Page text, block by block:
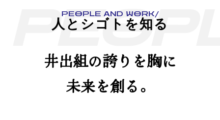
PEOP
PEOPLE AND WORK/
人とシゴトを知る
井出組の誇りを胸に
未来を創る。